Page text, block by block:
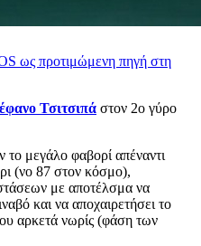
ως προτιμώμενη πηγή στη
Τσιτσιπά στον 2ο γύρο
μεγάλο φαβορί απέναντι
(νο 87 στον κόσμο),
με αποτέλσμα να
και να αποχαιρετήσει το
αρκετά νωρίς (φάση των